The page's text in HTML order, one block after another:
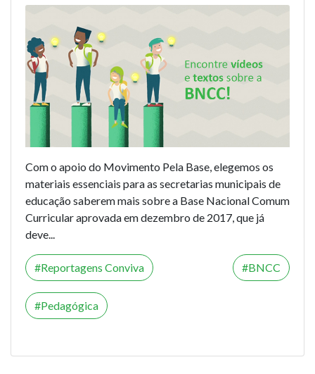
Com o apoio do Movimento Pela Base, elegemos os
materiais essenciais para as secretarias municipais de
educação saberem mais sobre a Base Nacional Comum
Curricular aprovada em dezembro de 2017, que já
deve...
Reportagens Conviva BNCC
Pedagógica